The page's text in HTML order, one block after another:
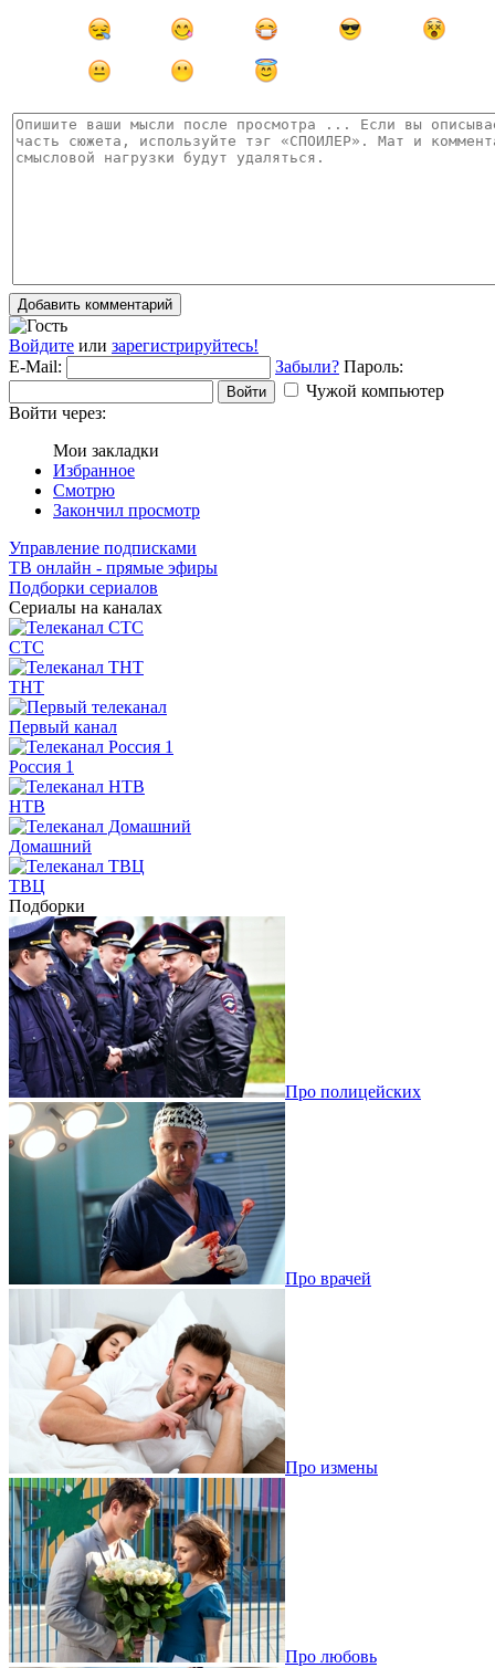
Добавить комментарий
Войдите или зарегистрируйтесь!
E-Mail:
Забыли? Пароль:
Войти
Чужой компьютер
Войти через:
Мои закладки
Избранное
Смотрю
Закончил просмотр
Управление подписками
ТВ онлайн - прямые эфиры
Подборки сериалов
Сериалы на каналах
СТС
ТНТ
Первый канал
Россия 1
НТВ
Домашний
ТВЦ
Подборки
Про полицейских
Про врачей
Про измены
Про любовь